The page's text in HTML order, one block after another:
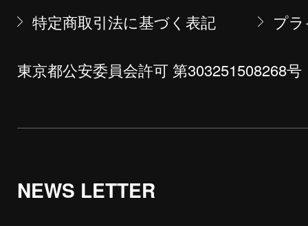
特定商取引法に基づく表記
プ
東京都公安委員会許可 第303251508268号
NEWS LETTER